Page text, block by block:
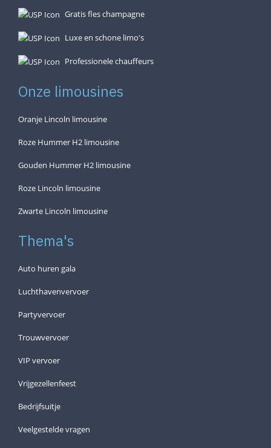
Gratis fles champagne
Luxe en schone limo's
Professionele chauffeurs
Onze limousines
Oranje Lincoln limousine
Roze Hummer H2 limousine
Gouden Hummer H2 limousine
Roze Lincoln limousine
Zwarte Lincoln limousine
Thema's
Auto huren gala
Luchthavenvervoer
Partyvervoer
Trouwvervoer
VIP vervoer
Vrijgezellenfeest
Bedrijfsuitje
Veelgestelde vragen